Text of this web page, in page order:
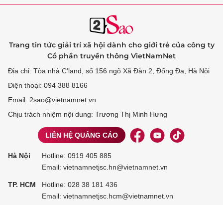
Trang tin tức giải trí xã hội dành cho giới trẻ của công ty
Cổ phần truyền thông VietNamNet
Địa chỉ: Tòa nhà C’land, số 156 ngõ Xã Đàn 2, Đống Đa, Hà Nội
Điện thoại: 094 388 8166
Email: 2sao@vietnamnet.vn
Chịu trách nhiệm nội dung: Trương Thị Minh Hưng
LIÊN HỆ QUẢNG CÁO
Hà Nội Hotline: 0919 405 885
Email: vietnamnetjsc.hn@vietnamnet.vn
TP. HCM Hotline: 028 38 181 436
Email: vietnamnetjsc.hcm@vietnamnet.vn